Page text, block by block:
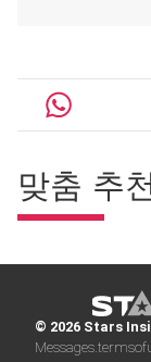
맞춤 추
© 2026 Stars